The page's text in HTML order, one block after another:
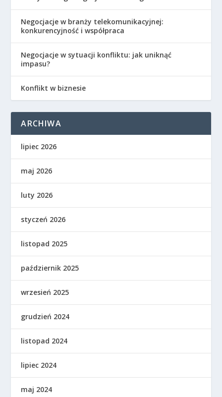
Negocjacje w branży telekomunikacyjnej:
konkurencyjność i współpraca
Negocjacje w sytuacji konfliktu: jak uniknąć
impasu?
Konflikt w biznesie
ARCHIWA
lipiec 2026
maj 2026
luty 2026
styczeń 2026
listopad 2025
październik 2025
wrzesień 2025
grudzień 2024
listopad 2024
lipiec 2024
maj 2024